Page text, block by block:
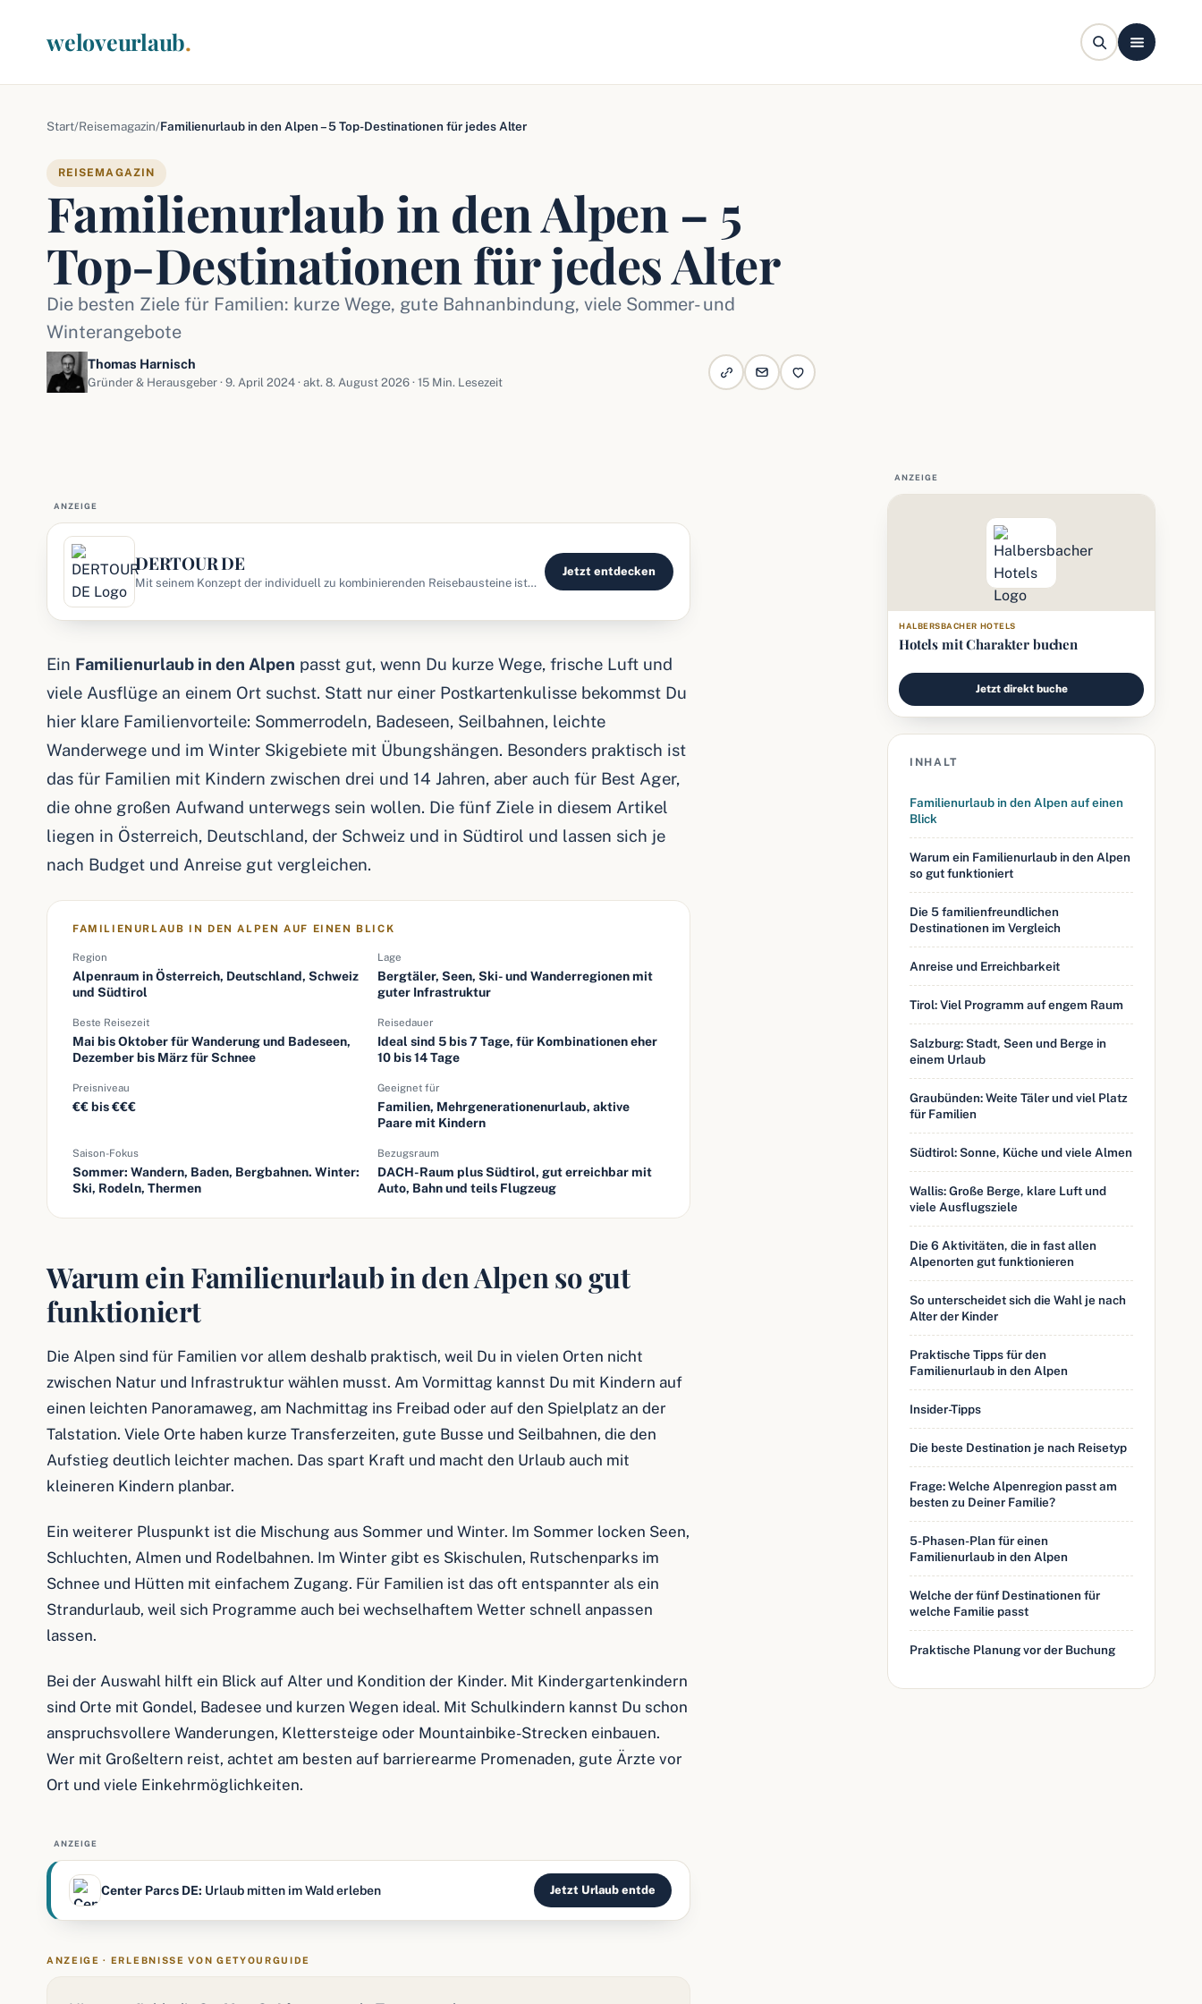
weloveurlaub.
Start/Reisemagazin/Familienurlaub in den Alpen – 5 Top-Destinationen für jedes Alter
REISEMAGAZIN
Familienurlaub in den Alpen – 5
Top-Destinationen für jedes Alter
Die besten Ziele für Familien: kurze Wege, gute Bahnanbindung, viele Sommer- und
Winterangebote
Thomas Harnisch
Gründer & Herausgeber · 9. April 2024 · akt. 8. August 2026 · 15 Min. Lesezeit
ANZEIGE
DERTOUR DE
Mit seinem Konzept der individuell zu kombinierenden Reisebausteine ist
Jetzt entdecken
Ein Familienurlaub in den Alpen passt gut, wenn Du kurze Wege, frische Luft und
viele Ausflüge an einem Ort suchst. Statt nur einer Postkartenkulisse bekommst Du
hier klare Familienvorteile: Sommerrodeln, Badeseen, Seilbahnen, leichte
Wanderwege und im Winter Skigebiete mit Übungshängen. Besonders praktisch ist
das für Familien mit Kindern zwischen drei und 14 Jahren, aber auch für Best Ager,
die ohne großen Aufwand unterwegs sein wollen. Die fünf Ziele in diesem Artikel
liegen in Österreich, Deutschland, der Schweiz und in Südtirol und lassen sich je
nach Budget und Anreise gut vergleichen.
FAMILIENURLAUB IN DEN ALPEN AUF EINEN BLICK
Region
Alpenraum in Österreich, Deutschland, Schweiz
und Südtirol
Lage
Bergtäler, Seen, Ski- und Wanderregionen mit
guter Infrastruktur
Beste Reisezeit
Mai bis Oktober für Wanderung und Badeseen,
Dezember bis März für Schnee
Reisedauer
Ideal sind 5 bis 7 Tage, für Kombinationen eher
10 bis 14 Tage
Preisniveau
€€ bis €€€
Geeignet für
Familien, Mehrgenerationenurlaub, aktive
Paare mit Kindern
Saison-Fokus
Sommer: Wandern, Baden, Bergbahnen. Winter:
Ski, Rodeln, Thermen
Bezugsraum
DACH-Raum plus Südtirol, gut erreichbar mit
Auto, Bahn und teils Flugzeug
Warum ein Familienurlaub in den Alpen so gut
funktioniert
Die Alpen sind für Familien vor allem deshalb praktisch, weil Du in vielen Orten nicht
zwischen Natur und Infrastruktur wählen musst. Am Vormittag kannst Du mit Kindern auf
einen leichten Panoramaweg, am Nachmittag ins Freibad oder auf den Spielplatz an der
Talstation. Viele Orte haben kurze Transferzeiten, gute Busse und Seilbahnen, die den
Aufstieg deutlich leichter machen. Das spart Kraft und macht den Urlaub auch mit
kleineren Kindern planbar.
Ein weiterer Pluspunkt ist die Mischung aus Sommer und Winter. Im Sommer locken Seen,
Schluchten, Almen und Rodelbahnen. Im Winter gibt es Skischulen, Rutschenparks im
Schnee und Hütten mit einfachem Zugang. Für Familien ist das oft entspannter als ein
Strandurlaub, weil sich Programme auch bei wechselhaftem Wetter schnell anpassen
lassen.
Bei der Auswahl hilft ein Blick auf Alter und Kondition der Kinder. Mit Kindergartenkindern
sind Orte mit Gondel, Badesee und kurzen Wegen ideal. Mit Schulkindern kannst Du schon
anspruchsvollere Wanderungen, Klettersteige oder Mountainbike-Strecken einbauen.
Wer mit Großeltern reist, achtet am besten auf barrierearme Promenaden, gute Ärzte vor
Ort und viele Einkehrmöglichkeiten.
ANZEIGE
Center Parcs DE: Urlaub mitten im Wald erleben Jetzt Urlaub entde
ANZEIGE · ERLEBNISSE VON GETYOURGUIDE
ANZEIGE
HALBERSBACHER HOTELS
Hotels mit Charakter buchen
Jetzt direkt buche
INHALT
Familienurlaub in den Alpen auf einen
Blick
Warum ein Familienurlaub in den Alpen
so gut funktioniert
Die 5 familienfreundlichen
Destinationen im Vergleich
Anreise und Erreichbarkeit
Tirol: Viel Programm auf engem Raum
Salzburg: Stadt, Seen und Berge in
einem Urlaub
Graubünden: Weite Täler und viel Platz
für Familien
Südtirol: Sonne, Küche und viele Almen
Wallis: Große Berge, klare Luft und
viele Ausflugsziele
Die 6 Aktivitäten, die in fast allen
Alpenorten gut funktionieren
So unterscheidet sich die Wahl je nach
Alter der Kinder
Praktische Tipps für den
Familienurlaub in den Alpen
Insider-Tipps
Die beste Destination je nach Reisetyp
Frage: Welche Alpenregion passt am
besten zu Deiner Familie?
5-Phasen-Plan für einen
Familienurlaub in den Alpen
Welche der fünf Destinationen für
welche Familie passt
Praktische Planung vor der Buchung